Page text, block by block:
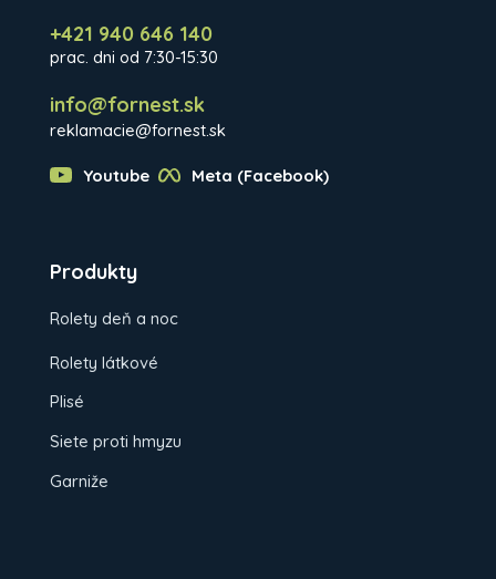
+421 940 646 140
prac. dni od 7:30-15:30
info@fornest.sk
reklamacie@fornest.sk
Youtube Meta (Facebook)
Produkty
Rolety deň a noc
Rolety látkové
Plisé
Siete proti hmyzu
Garniže